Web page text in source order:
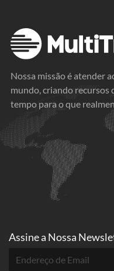
Nossa missão é atender
mundo, criando recursos
tempo para o que
Assine a Nossa